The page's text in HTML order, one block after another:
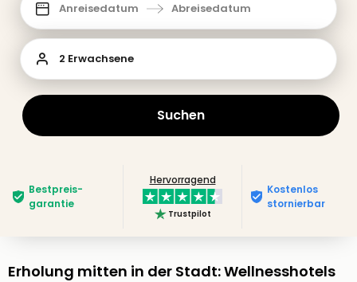
Anreisedatum Abreisedatum
2 Erwachsene
Suchen
Bestpreis­
garantie
Hervorragend
Trustpilot
Kostenlos
stornierbar
Erholung mitten in der Stadt: Wellnesshotels